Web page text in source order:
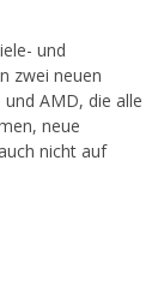
und
zwei neuen
AMD, die alle
neue
nicht auf